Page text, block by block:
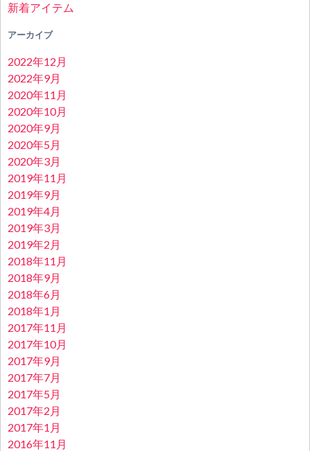
新着アイテム
アーカイブ
2022年12月
2022年9月
2020年11月
2020年10月
2020年9月
2020年5月
2020年3月
2019年11月
2019年9月
2019年4月
2019年3月
2019年2月
2018年11月
2018年9月
2018年6月
2018年1月
2017年11月
2017年10月
2017年9月
2017年7月
2017年5月
2017年2月
2017年1月
2016年11月